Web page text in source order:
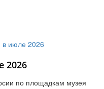
2026
по площадкам музея